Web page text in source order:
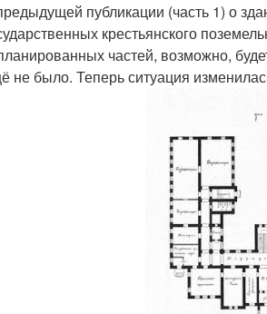
публикации (часть 1) о
крестьянского
частей, возможно,
не было. Теперь ситуация